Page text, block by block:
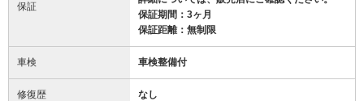
保証
保証期間：3ヶ月
保証距離：無制限
車検 車検整備付
修復歴 なし